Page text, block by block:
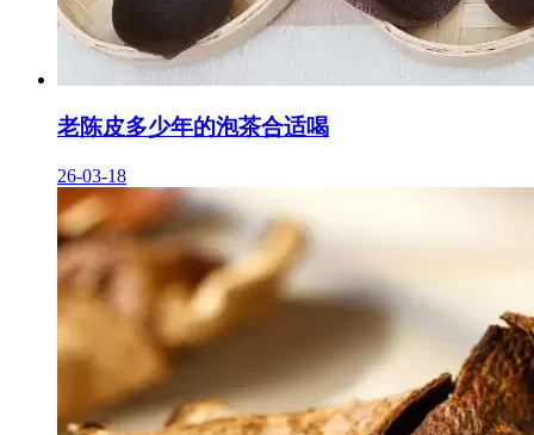
老陈皮多少年的泡茶合适喝
26-03-18